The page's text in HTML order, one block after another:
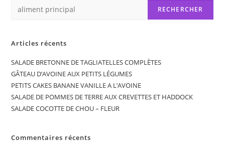
RECHERCHER
Articles récents
SALADE BRETONNE DE TAGLIATELLES COMPLÈTES
GÂTEAU D’AVOINE AUX PETITS LÉGUMES
PETITS CAKES BANANE VANILLE A L’AVOINE
SALADE DE POMMES DE TERRE AUX CREVETTES ET HADDOCK
SALADE COCOTTE DE CHOU – FLEUR
Commentaires récents